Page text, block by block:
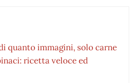
quanto immagini, solo carne
ricetta veloce ed